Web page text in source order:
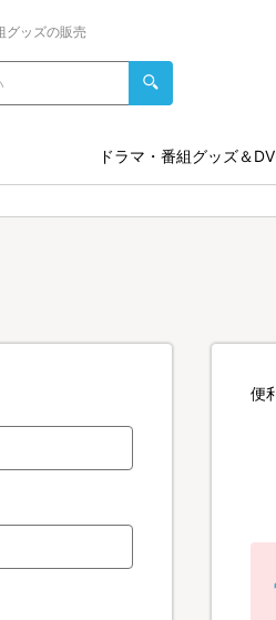
グッズの販売
ドラマ・番組グッズ＆
便